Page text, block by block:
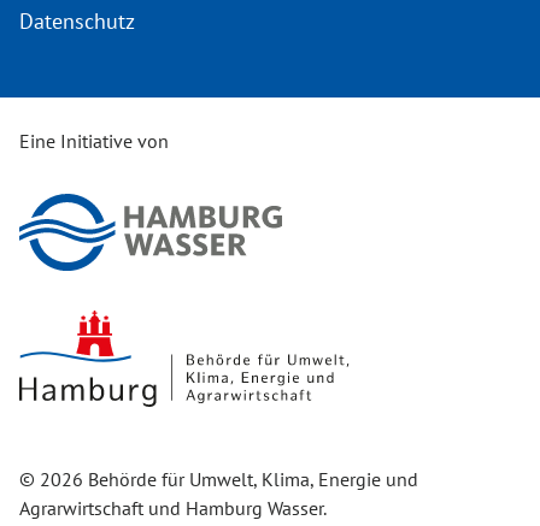
Datenschutz
© 2026 Behörde für Umwelt, Klima, Energie und
Agrarwirtschaft und Hamburg Wasser.
Eine Initiative von